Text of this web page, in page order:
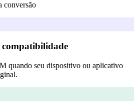
conversão
quando seu dispositivo ou aplicativo